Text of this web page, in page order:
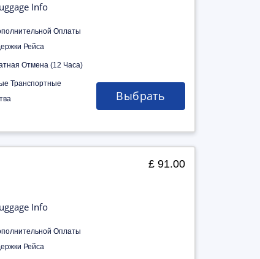
Info
Оплаты
Рейса
Отмена (12 Часа)
Транспортные
Выбрать
Info
Оплаты
Рейса
£ 91.00